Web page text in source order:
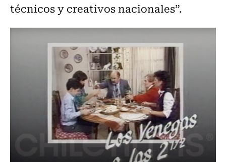
técnicos y creativos nacionales”.